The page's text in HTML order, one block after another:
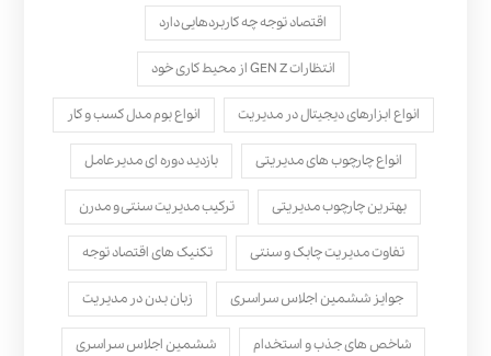
اقتصاد توجه چه کاربردهایی دارد
انتظارات GEN Z از محیط کاری خود
انواع ابزارهای دیجیتال در مدیریت انواع بوم مدل کسب‌ و کار
انواع چارچوب های مدیریتی بازدید دوره ای مدیرعامل
بهترین چارچوب مدیریتی ترکیب مدیریت سنتی و مدرن
تفاوت مدیریت چابک و سنتی تکنیک های اقتصاد توجه
جوایز ششمین اجلاس سراسری زبان بدن در مدیریت
شاخص های جذب و استخدام ششمین اجلاس سراسری